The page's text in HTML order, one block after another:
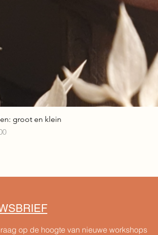
groot en klein
op de hoogte van nieuwe workshops